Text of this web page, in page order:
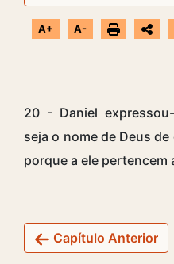
A+ A-
20 - Daniel
seja o nome de Deus
porque a ele pertencem
Capítulo Anterior